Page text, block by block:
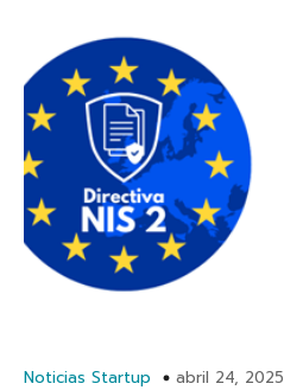
Noticias Startup abril 24, 2025